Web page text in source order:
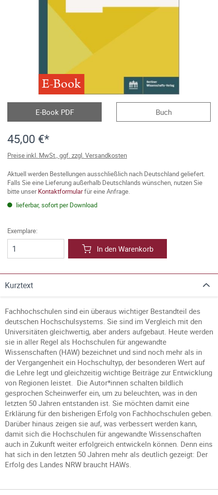
E-Book
E-Book PDF Buch
45,00 €*
Preise inkl. MwSt., ggf. zzgl. Versandkosten
Aktuell werden Bestellungen ausschließlich nach Deutschland geliefert.
Falls Sie eine Lieferung außerhalb Deutschlands wünschen, nutzen Sie
bitte unserKontaktformularfür eine Anfrage.
lieferbar, sofort per Download
Exemplare:
In den Warenkorb
Kurztext
Fachhochschulen sind ein überaus wichtiger Bestandteil des
deutschen Hochschulsystems. Sie sind im Vergleich mit den
Universitäten gleichwertig, aber anders aufgebaut. Heute werden
sie in aller Regel als Hochschulen für angewandte
Wissenschaften (HAW) bezeichnet und sind noch mehr als in
der Vergangenheit ein Hochschultyp, der besonderen Wert auf
die Lehre legt und gleichzeitig wichtige Beiträge zur Entwicklung
von Regionen leistet. Die Autor*innen schalten bildlich
gesprochen Scheinwerfer ein, um zu beleuchten, was in den
letzten 50 Jahren entstanden ist. Sie möchten damit eine
Erklärung für den bisherigen Erfolg von Fachhochschulen geben.
Darüber hinaus zeigen sie auf, was verbessert werden kann,
damit sich die Hochschulen für angewandte Wissenschaften
auch in Zukunft weiter erfolgreich entwickeln können. Denn eins
hat sich in den letzten 50 Jahren mehr als deutlich gezeigt: Der
Erfolg des Landes NRW braucht HAWs.